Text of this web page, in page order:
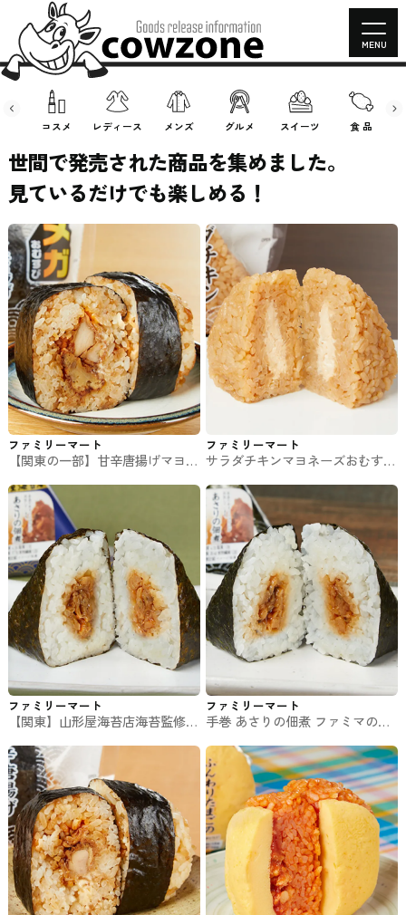
コスメ レディース メンズ グルメ スイーツ 食 品
MENU
世間で発売された商品を集めました。
見ているだけでも楽しめる！
ファミリーマート
【関東の一部】甘辛唐揚げマヨネ
むずび
ファミリーマート
サラダチキンマヨネーズおむすび
ファミリーマート
【関東】山形屋海苔店海苔監修
むずび
ファミリーマート
手巻 あさりの佃煮 ファミマのお